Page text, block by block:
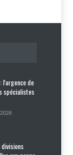
de
spécialistes